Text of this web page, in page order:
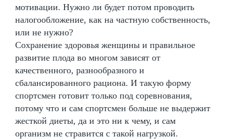
мотивации. Нужно ли будет потом проводить
налогообложение, как на частную собственность,
или не нужно?
Сохранение здоровья женщины и правильное
развитие плода во многом зависят от
качественного, разнообразного и
сбалансированного рациона. И такую форму
спортсмен готовит только под соревнования,
потому что и сам спортсмен больше не выдержит
жесткой диеты, да и это ни к чему, и сам
организм не стравится с такой нагрузкой.